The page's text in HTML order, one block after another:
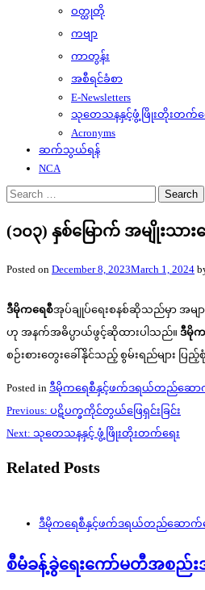
ဝတ္ထုတို
ကဗျာ
ကာတွန်း
အစီရင်ခံစာ
E-Newsletters
သုတေသနနှင့်ဖွံ့ဖြိုးတိုးတက်ရ
Acronyms
ဆက်သွယ်ရန်
NCA
Search
for:
(၁၀၃) နှစ်မြောက် အမျိုးသ
Posted on December 8, 2023March 1, 2024
ဒီမိုကရေစီအုပ်ချုပ်ရေးစနစ်ဆိုသည်မှာ အမျာ
ဟု အနက်အဓိပ္ပာယ်ဖွင့်ဆိုထားပါသည်။ ဒီမို
စဉ်းစားတွေးခေါ်နိုင်သည့် စွမ်းရည်များ ပ
Posted in ဒီမိုကရေစီနှင့်ဖက်ဒရယ်တည်ဆောက်‌ရ
Post
navigation
Previous: ပဋိပက္ခကိုင်တွယ်ဖြေရှင်းခြင်း
Next: သုတေသနနှင့် ဖွံ့ဖြိုးတိုးတက်ရေး
Related Posts
ဒီမိုကရေစီနှင့်ဖက်ဒရယ်တည်ဆောက်‌ရေ
စီမံခန့်ခွဲရေးကော်မတီအစည်း